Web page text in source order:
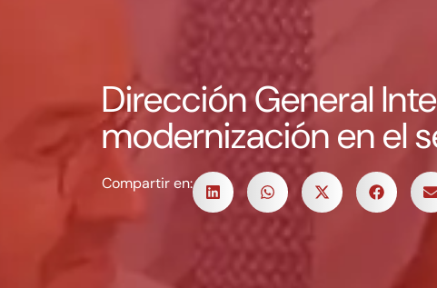
Dirección General
modernización en el
Compartir en: